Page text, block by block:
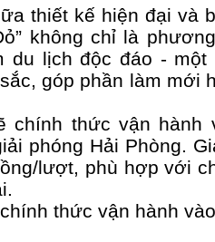
thiết kế hiện đại và
không chỉ là
du lịch độc đáo -
góp phần làm mới
chính thức vận hành
phóng Hải Phòng.
lượt, phù hợp với
thức vận hành